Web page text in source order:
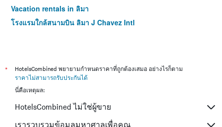
Vacation rentals in ลิมา
โรงแรมใกล้สนามบิน ลิมา J Chavez Intl
*
HotelsCombined พยายามกำหนดราคาที่ถูกต้องเสมอ อย่างไรก็ตาม
ราคาไม่สามารถรับประกันได้
นี่คือเหตุผล:
HotelsCombined ไม่ใช่ผู้ขาย
เรารวบรวมข้อมูลมหาศาลเพื่อคุณ